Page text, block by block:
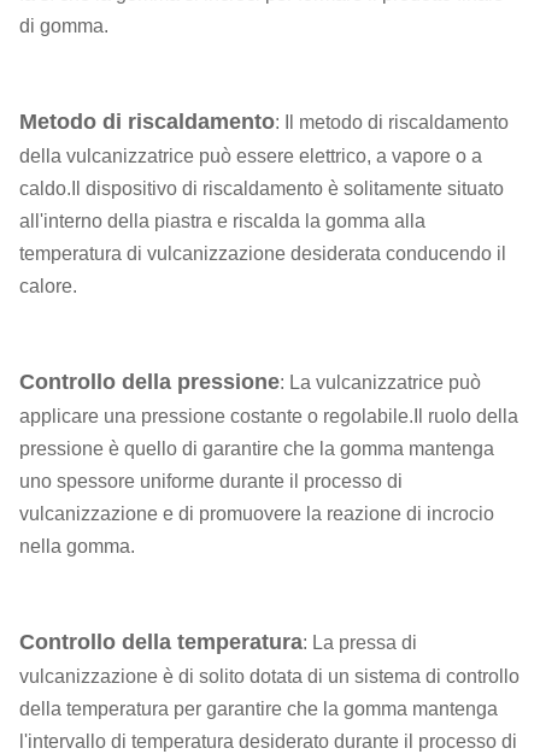
di gomma.
Metodo di riscaldamento: Il metodo di riscaldamento
della vulcanizzatrice può essere elettrico, a vapore o a
caldo.Il dispositivo di riscaldamento è solitamente situato
all'interno della piastra e riscalda la gomma alla
temperatura di vulcanizzazione desiderata conducendo il
calore.
Controllo della pressione: La vulcanizzatrice può
applicare una pressione costante o regolabile.Il ruolo della
pressione è quello di garantire che la gomma mantenga
uno spessore uniforme durante il processo di
vulcanizzazione e di promuovere la reazione di incrocio
nella gomma.
Controllo della temperatura: La pressa di
vulcanizzazione è di solito dotata di un sistema di controllo
della temperatura per garantire che la gomma mantenga
l'intervallo di temperatura desiderato durante il processo di